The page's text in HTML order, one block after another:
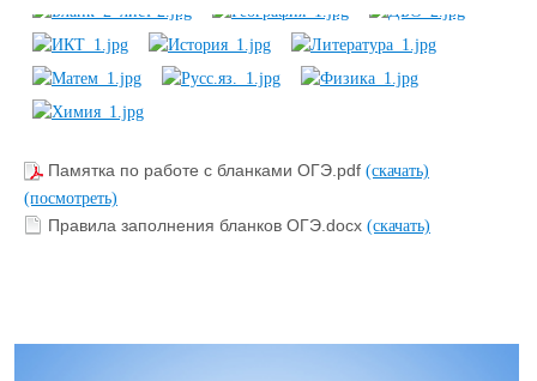
Памятка по работе с бланками ОГЭ.pdf (скачать)
(посмотреть)
Правила заполнения бланков ОГЭ.docx (скачать)